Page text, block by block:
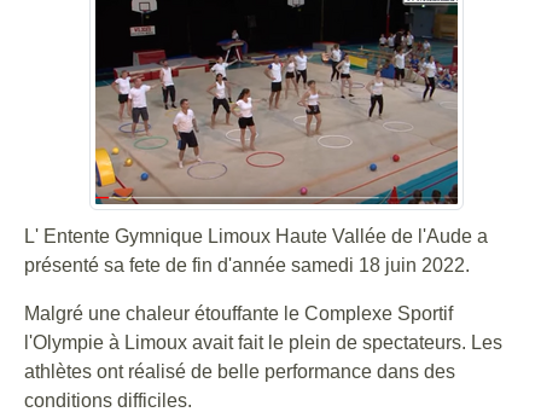
L' Entente Gymnique Limoux Haute Vallée de l'Aude a
présenté sa fete de fin d'année samedi 18 juin 2022.
Malgré une chaleur étouffante le Complexe Sportif
l'Olympie à Limoux avait fait le plein de spectateurs. Les
athlètes ont réalisé de belle performance dans des
conditions difficiles.